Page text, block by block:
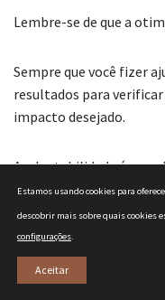
Lembre-se de que a
Sempre que você fizer
resultados para
impacto desejado.
A adaptabilidade é uma
marketing digital.
Permanecendo atenta
desempenho, você
conteúdos irresistíveis
Estamos usando cookies para
descobrir mais sobre quais cookies
configurações.
Aceitar